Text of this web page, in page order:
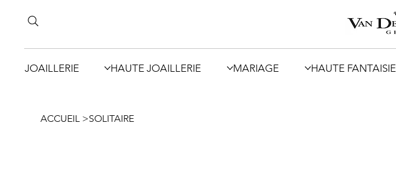
JOAILLERIE HAUTE JOAILLERIE MARIAGE HAUTE FANTAISIE
ACCUEIL >SOLITAIRE